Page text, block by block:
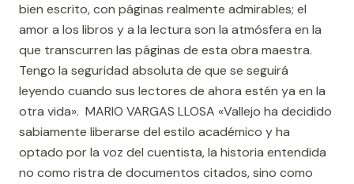
bien escrito, con páginas realmente admirables; el
amor a los libros y a la lectura son la atmósfera en la
que transcurren las páginas de esta obra maestra.
Tengo la seguridad absoluta de que se seguirá
leyendo cuando sus lectores de ahora estén ya en la
otra vida». MARIO VARGAS LLOSA «Vallejo ha decidido
sabiamente liberarse del estilo académico y ha
optado por la voz del cuentista, la historia entendida
no como ristra de documentos citados, sino como